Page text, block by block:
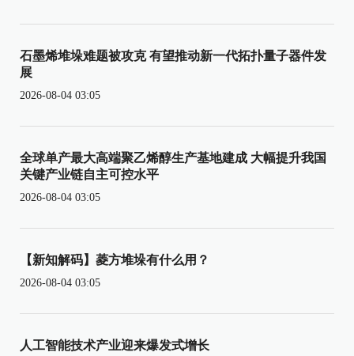
石墨烯堆垛难题被攻克 有望推动新一代拓扑量子器件发
展
2026-08-04 03:05
全球单产最大高端聚乙烯醇生产基地建成 大幅提升我国
关键产业链自主可控水平
2026-08-04 03:05
【新知解码】菱方堆垛有什么用？
2026-08-04 03:05
人工智能技术产业迎来爆发式增长